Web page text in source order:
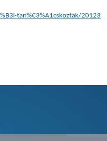
tan%C3%A1cskoztak/20123